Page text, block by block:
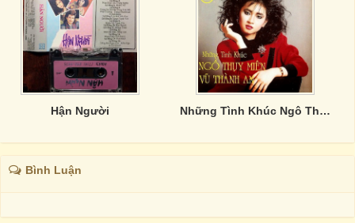
Hận Người Những Tình Khúc Ngô Thụy Miên - Vũ Thành An
Bình Luận